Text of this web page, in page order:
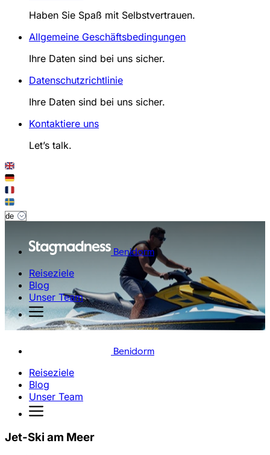
Haben Sie Spaß mit Selbstvertrauen.
Allgemeine Geschäftsbedingungen
Ihre Daten sind bei uns sicher.
Datenschutzrichtlinie
Ihre Daten sind bei uns sicher.
Kontaktiere uns
Let’s talk.
Benidorm
Reiseziele
Blog
Unser Team
Benidorm
Reiseziele
Blog
Unser Team
Jet-Ski am Meer